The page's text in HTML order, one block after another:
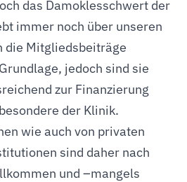
das Damoklesschwert der
immer noch über unseren
die Mitgliedsbeiträge
jedoch sind sie
zur Finanzierung
der Klinik.
wie auch von privaten
sind daher nach
und –mangels